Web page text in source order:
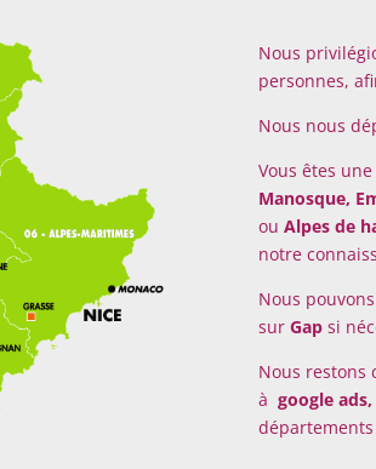
Nous
personnes,
Nous nous
Vous êtes
Manosque,
ou Alpes de
notre
Nous
sur Gapsi
Nous restons
à google
départements